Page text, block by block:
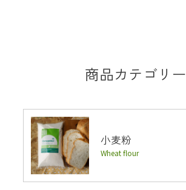
商品カテゴリー
小麦粉
Wheat flour